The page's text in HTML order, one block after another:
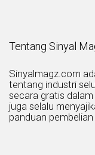
Tentang Sinyal
Sinyalmagz.com
tentang industri
secara gratis
juga selalu
panduan